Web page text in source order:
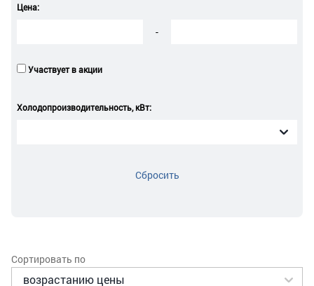
Цена:
-
Участвует в акции
Холодопроизводительность, кВт:
Сбросить
Сортировать по